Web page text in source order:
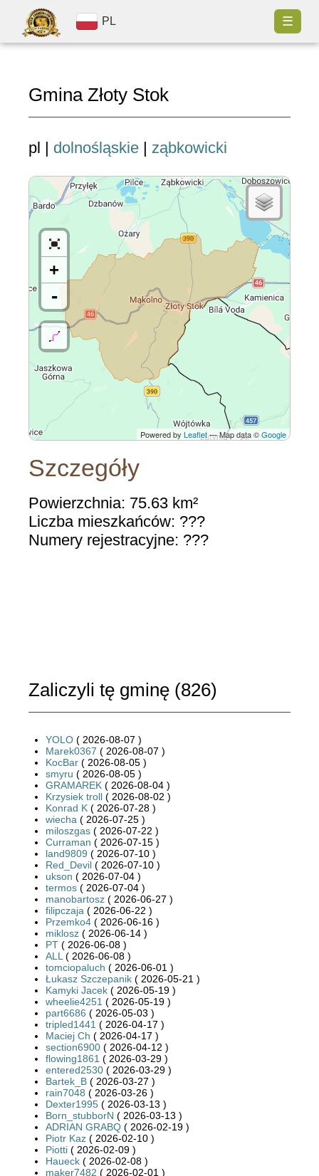
PL ☰
Gmina Złoty Stok
pl | dolnośląskie | ząbkowicki
+
-
Powered by Leaflet— Map data ©Google
Szczegóły
Powierzchnia: 75.63 km²
Liczba mieszkańców: ???
Numery rejestracyjne: ???
Zaliczyli tę gminę (826)
YOLO ( 2026-08-07 )
Marek0367 ( 2026-08-07 )
KocBar ( 2026-08-05 )
smyru ( 2026-08-05 )
GRAMAREK ( 2026-08-04 )
Krzysiek troll ( 2026-08-02 )
Konrad K ( 2026-07-28 )
wiecha ( 2026-07-25 )
miloszgas ( 2026-07-22 )
Curraman ( 2026-07-15 )
land9809 ( 2026-07-10 )
Red_Devil ( 2026-07-10 )
ukson ( 2026-07-04 )
termos ( 2026-07-04 )
manobartosz ( 2026-06-27 )
filipczaja ( 2026-06-22 )
Przemko4 ( 2026-06-16 )
miklosz ( 2026-06-14 )
PT ( 2026-06-08 )
ALL ( 2026-06-08 )
tomciopaluch ( 2026-06-01 )
Łukasz Szczepanik ( 2026-05-21 )
Kamyki Jacek ( 2026-05-19 )
wheelie4251 ( 2026-05-19 )
part6686 ( 2026-05-03 )
tripled1441 ( 2026-04-17 )
Maciej Ch ( 2026-04-17 )
section6900 ( 2026-04-12 )
flowing1861 ( 2026-03-29 )
entered2530 ( 2026-03-29 )
Bartek_B ( 2026-03-27 )
rain7048 ( 2026-03-26 )
Dexter1995 ( 2026-03-13 )
Born_stubborN ( 2026-03-13 )
ADRIAN GRABQ ( 2026-02-19 )
Piotr Kaz ( 2026-02-10 )
Piotti ( 2026-02-09 )
Haueck ( 2026-02-08 )
maker7482 ( 2026-02-01 )